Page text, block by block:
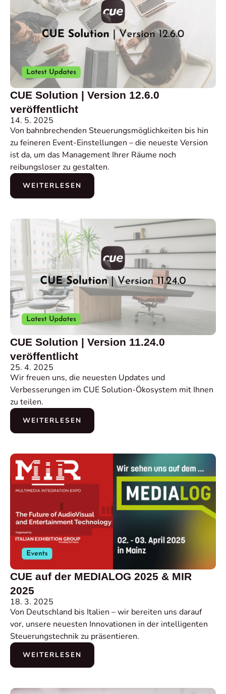
CUE Solution | Version 12.6.0
veröffentlicht
14. 5. 2025
Von bahnbrechenden Steuerungsmöglichkeiten bis hin
zu feineren Event-Einstellungen – die neueste Version
ist da, um das Management Ihrer Räume noch
reibungsloser zu gestalten.
WEITERLESEN
CUE Solution | Version 11.24.0
veröffentlicht
25. 4. 2025
Wir freuen uns, die neuesten Updates und
Verbesserungen im CUE Solution-Ökosystem mit Ihnen
zu teilen.
WEITERLESEN
CUE auf der MEDIALOG 2025 & MIR
2025
18. 3. 2025
Von Deutschland bis Italien – wir bereiten uns darauf
vor, unsere neuesten Innovationen in der intelligenten
Steuerungstechnik zu präsentieren.
WEITERLESEN